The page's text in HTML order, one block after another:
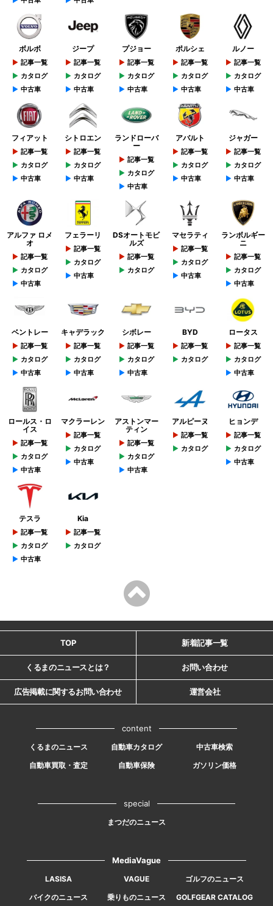
ボルボ
記事一覧
カタログ
中古車
ジープ
記事一覧
カタログ
中古車
プジョー
記事一覧
カタログ
中古車
ポルシェ
記事一覧
カタログ
中古車
ルノー
記事一覧
カタログ
中古車
フィアット
記事一覧
カタログ
中古車
シトロエン
記事一覧
カタログ
中古車
ランドローバ
ー
記事一覧
カタログ
中古車
アバルト
記事一覧
カタログ
中古車
ジャガー
記事一覧
カタログ
中古車
アルファ ロメ
オ
記事一覧
カタログ
中古車
フェラーリ
記事一覧
カタログ
中古車
DSオートモビ
ルズ
記事一覧
カタログ
マセラティ
記事一覧
カタログ
中古車
ランボルギー
ニ
記事一覧
カタログ
中古車
ベントレー
記事一覧
カタログ
中古車
キャデラック
記事一覧
カタログ
中古車
シボレー
記事一覧
カタログ
中古車
BYD
記事一覧
カタログ
ロータス
記事一覧
カタログ
中古車
ロールス・ロ
イス
記事一覧
カタログ
中古車
マクラーレン
記事一覧
カタログ
中古車
アストンマー
ティン
記事一覧
カタログ
中古車
アルピーヌ
記事一覧
カタログ
ヒョンデ
記事一覧
カタログ
中古車
テスラ
記事一覧
カタログ
中古車
Kia
記事一覧
カタログ
TOP 新着記事一覧
くるまのニュースとは？ お問い合わせ
広告掲載に関するお問い合わせ 運営会社
content
くるまのニュース 自動車カタログ
中古車検索
自動車買取・査定
自動車保険 ガソリン価格
special
まつだのニュース
MediaVague
LASISA VAGUE
ゴルフのニュース
バイクのニュース
乗りものニュース GOLFGEAR CATALOG